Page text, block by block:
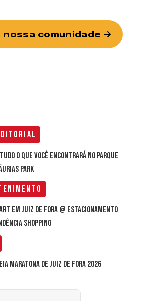
nossa comunidade
o que você encontrará no parque
Park
em Juiz de Fora @ estacionamento
Shopping
Maratona de Juiz de Fora 2026